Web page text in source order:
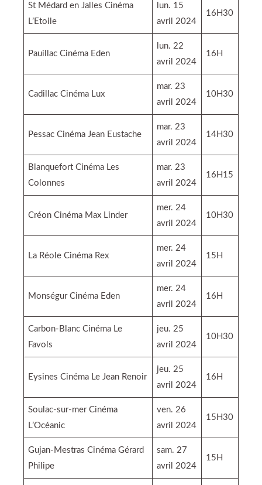
St Médard en Jalles Cinéma
L’Etoile
lun. 15
avril 2024
16H30
Pauillac Cinéma Eden
lun. 22
avril 2024
16H
Cadillac Cinéma Lux
mar. 23
avril 2024
10H30
Pessac Cinéma Jean Eustache
mar. 23
avril 2024
14H30
Blanquefort Cinéma Les
Colonnes
mar. 23
avril 2024
16H15
Créon Cinéma Max Linder
mer. 24
avril 2024
10H30
La Réole Cinéma Rex
mer. 24
avril 2024
15H
Monségur Cinéma Eden
mer. 24
avril 2024
16H
Carbon-Blanc Cinéma Le
Favols
jeu. 25
avril 2024
10H30
Eysines Cinéma Le Jean Renoir
jeu. 25
avril 2024
16H
Soulac-sur-mer Cinéma
L’Océanic
ven. 26
avril 2024
15H30
Gujan-Mestras Cinéma Gérard
Philipe
sam. 27
avril 2024
15H